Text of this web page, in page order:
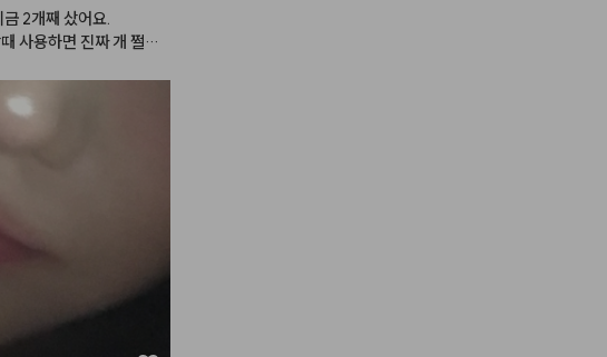
2개째 샀어요.
사용하면 진짜 개 쩔고
너무 꿀템이에영.
이 말랑말랑 거려서 잘
있어요.
girl됨~
있어서 입슐도 볼륨있어
쯤은 있어야한다고 생각
뮤트로 만들어 버릴 수